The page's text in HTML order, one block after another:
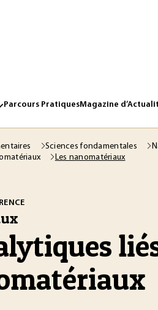
Parcours PratiquesMagazine
Sciences fondamentales
Les nanomatériaux